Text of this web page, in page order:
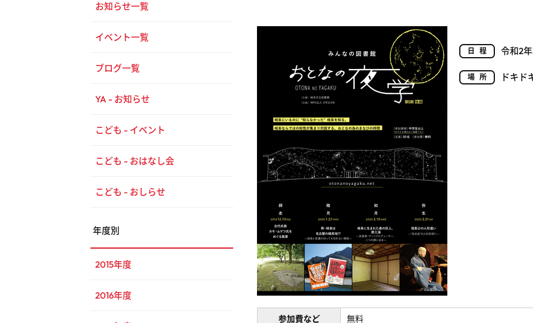
日程 令和2
場所 ドキド
参加費など 無料
お知らせ一覧
イベント一覧
ブログ一覧
YA - お知らせ
こども - イベント
こども - おはなし会
こども - おしらせ
年度別
2015年度
2016年度